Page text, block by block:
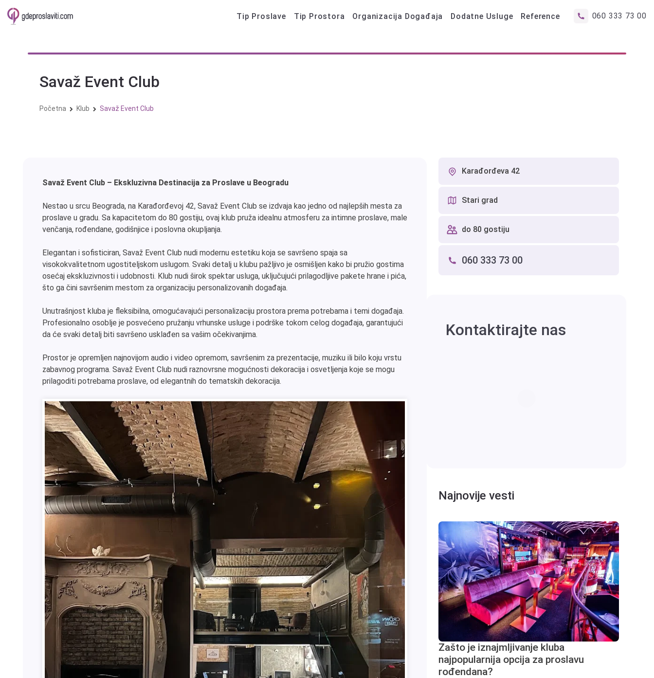
Tip Proslave Tip Prostora Organizacija Događaja Dodatne Usluge Reference 060 333 73 00
Savaž Event Club
Početna Klub Savaž Event Club
Karađorđeva 42
Stari grad
do 80 gostiju
060 333 73 00
Kontaktirajte nas
Najnovije vesti
Zašto je iznajmljivanje kluba
najpopularnija opcija za proslavu
rođendana?
Savaž Event Club – Ekskluzivna Destinacija za Proslave u Beogradu
Nestao u srcu Beograda, na Karađorđevoj 42, Savaž Event Club se izdvaja kao jedno od najlepših mesta za
proslave u gradu. Sa kapacitetom do 80 gostiju, ovaj klub pruža idealnu atmosferu za intimne proslave, male
venčanja, rođendane, godišnjice i poslovna okupljanja.
Elegantan i sofisticiran, Savaž Event Club nudi modernu estetiku koja se savršeno spaja sa
visokokvalitetnom ugostiteljskom uslugom. Svaki detalj u klubu pažljivo je osmišljen kako bi pružio gostima
osećaj ekskluzivnosti i udobnosti. Klub nudi širok spektar usluga, uključujući prilagodljive pakete hrane i pića,
što ga čini savršenim mestom za organizaciju personalizovanih događaja.
Unutrašnjost kluba je fleksibilna, omogućavajući personalizaciju prostora prema potrebama i temi događaja.
Profesionalno osoblje je posvećeno pružanju vrhunske usluge i podrške tokom celog događaja, garantujući
da će svaki detalj biti savršeno usklađen sa vašim očekivanjima.
Prostor je opremljen najnovijom audio i video opremom, savršenim za prezentacije, muziku ili bilo koju vrstu
zabavnog programa. Savaž Event Club nudi raznovrsne mogućnosti dekoracija i osvetljenja koje se mogu
prilagoditi potrebama proslave, od elegantnih do tematskih dekoracija.